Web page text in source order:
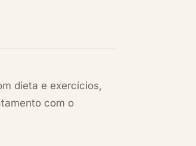
dieta e exercícios,
com o